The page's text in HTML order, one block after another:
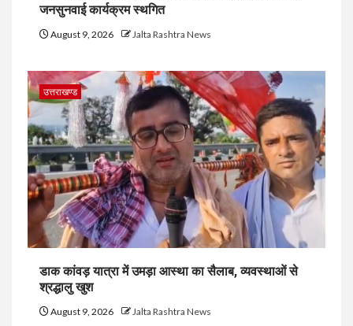
जनसुनवाई कार्यक्रम स्थगित
August 9, 2026 Jalta Rashtra News
उत्तराखण्ड
डाक कांवड़ यात्रा में उमड़ा आस्था का सैलाब, व्यवस्थाओं से
श्रद्धालु खुश
August 9, 2026 Jalta Rashtra News